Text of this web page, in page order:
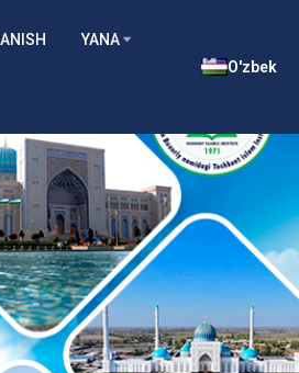
YANA
O'zbek